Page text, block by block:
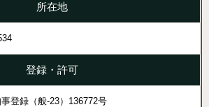
所在地
登録・許可
登録（般-23）136772号